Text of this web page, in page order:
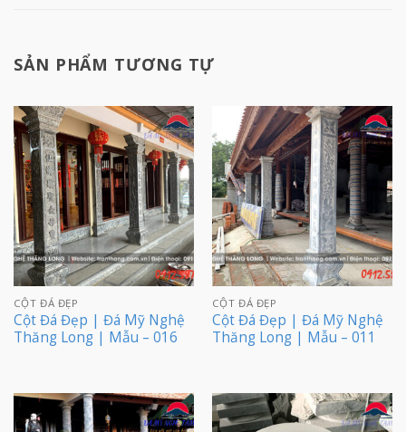
SẢN PHẨM TƯƠNG TỰ
CỘT ĐÁ ĐẸP
Cột Đá Đẹp | Đá Mỹ Nghệ
Thăng Long | Mẫu – 016
CỘT ĐÁ ĐẸP
Cột Đá Đẹp | Đá Mỹ Nghệ
Thăng Long | Mẫu – 011